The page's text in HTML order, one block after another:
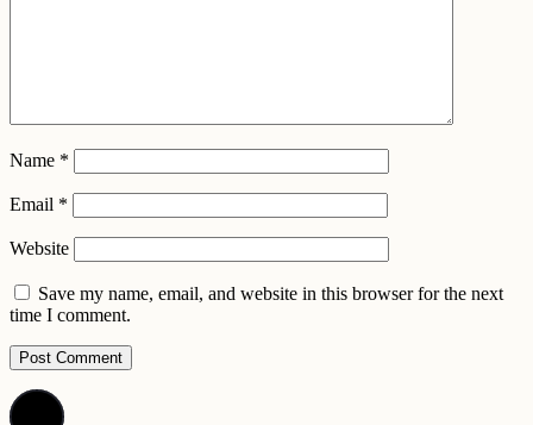
Name *
Email *
Website
Save my name, email, and website in this browser for the next
time I comment.